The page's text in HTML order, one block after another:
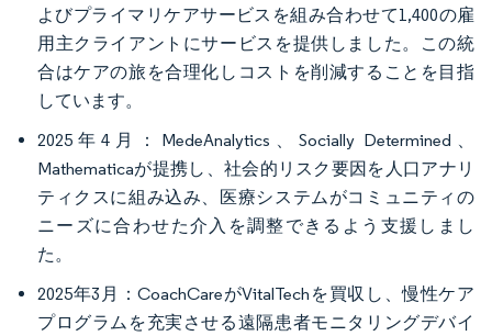
よびプライマリケアサービスを組み合わせて1,400の雇
用主クライアントにサービスを提供しました。この統
合はケアの旅を合理化しコストを削減することを目指
しています。
2025年4月：MedeAnalytics、Socially Determined、
Mathematicaが提携し、社会的リスク要因を人口アナリ
ティクスに組み込み、医療システムがコミュニティの
ニーズに合わせた介入を調整できるよう支援しまし
た。
2025年3月：CoachCareがVitalTechを買収し、慢性ケア
プログラムを充実させる遠隔患者モニタリングデバイ